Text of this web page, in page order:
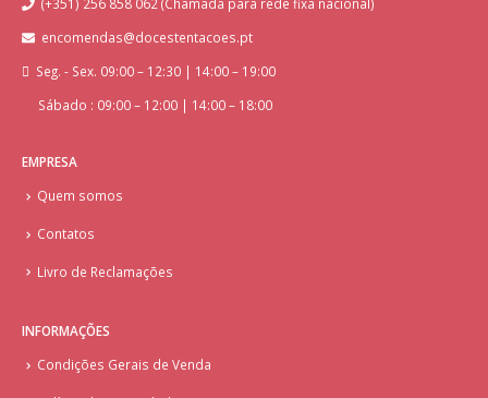
encomendas@docestentacoes.pt
Seg. - Sex. 09:00 – 12:30 | 14:00 – 19:00
Sábado : 09:00 – 12:00 | 14:00 – 18:00
EMPRESA
Quem somos
Contatos
Livro de Reclamações
INFORMAÇÕES
Condições Gerais de Venda